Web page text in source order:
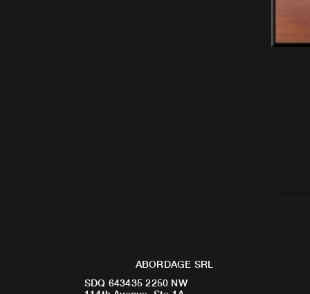
ABORDAGE SRL
SDQ 643435 2250 NW